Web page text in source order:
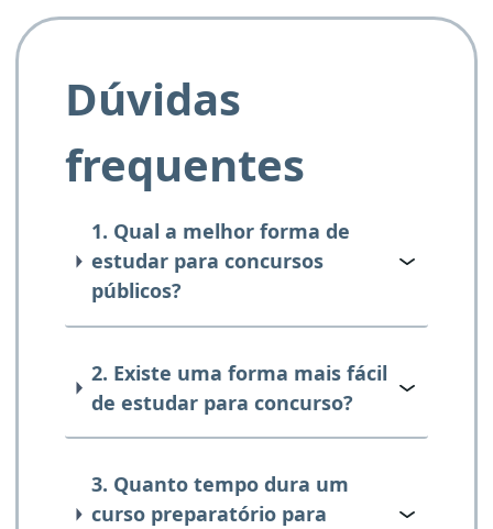
Dúvidas
frequentes
1. Qual a melhor forma de
estudar para concursos
públicos?
2. Existe uma forma mais fácil
de estudar para concurso?
3. Quanto tempo dura um
curso preparatório para